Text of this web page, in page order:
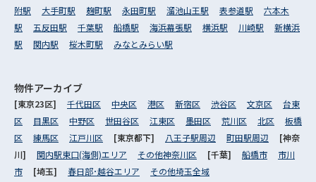
附駅
大手町駅 麹町駅 永田町駅 溜池山王駅 表参道駅
六本木
駅
五反田駅 千葉駅 船橋駅 海浜幕張駅 横浜駅 川崎駅
新横浜
駅
関内駅 桜木町駅 みなとみらい駅
物件アーカイブ
[東京23区] 千代田区 中央区 港区 新宿区 渋谷区 文京区
台東
区
目黒区 中野区 世田谷区 江東区 墨田区 荒川区 北区
板橋
区
練馬区 江戸川区 [東京都下] 八王子駅周辺 町田駅周辺
[神奈
川] 関内駅東口(海側)エリア その他神奈川区 [千葉] 船橋市
市川
市
[埼玉] 春日部･越谷エリア その他埼玉全域